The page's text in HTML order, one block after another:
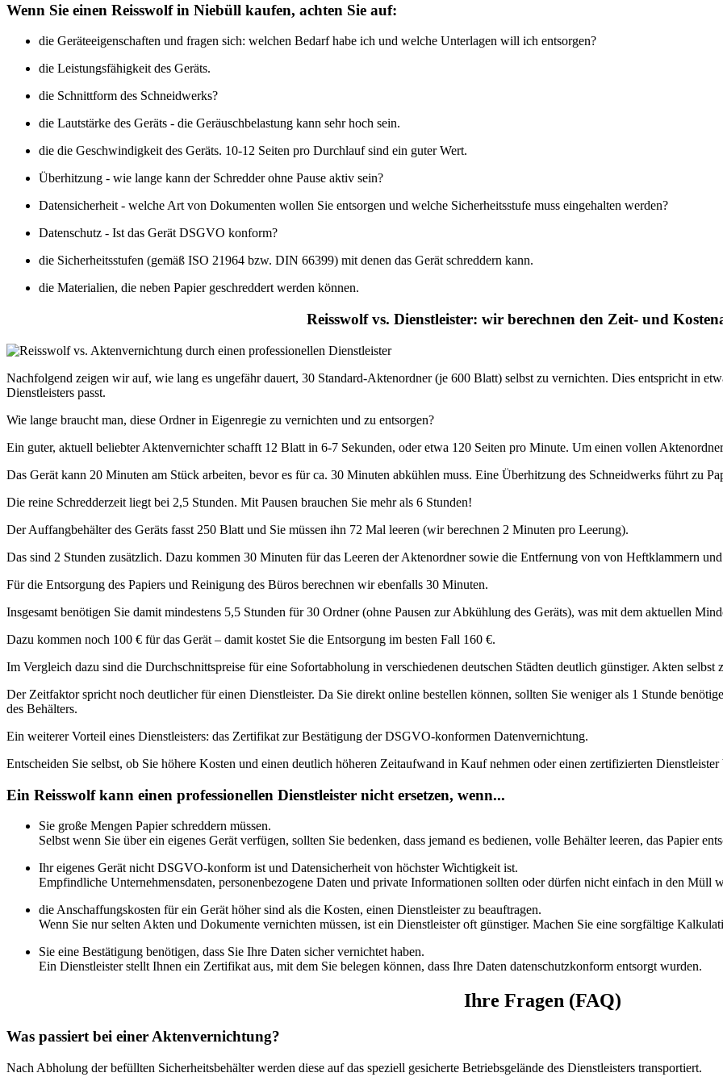
Wenn Sie einen Reisswolf in Niebüll kaufen, achten Sie auf:
die Geräteeigenschaften und fragen sich: welchen Bedarf habe ich und welche Unterlagen will ich entsorgen?
die Leistungsfähigkeit des Geräts.
die Schnittform des Schneidwerks?
die Lautstärke des Geräts - die Geräuschbelastung kann sehr hoch sein.
die die Geschwindigkeit des Geräts. 10-12 Seiten pro Durchlauf sind ein guter Wert.
Überhitzung - wie lange kann der Schredder ohne Pause aktiv sein?
Datensicherheit - welche Art von Dokumenten wollen Sie entsorgen und welche Sicherheitsstufe muss eingehalten werden?
Datenschutz - Ist das Gerät DSGVO konform?
die Sicherheitsstufen (gemäß ISO 21964 bzw. DIN 66399) mit denen das Gerät schreddern kann.
die Materialien, die neben Papier geschreddert werden können.
Reisswolf vs. Dienstleister: wir berechnen den Zeit- und
Nachfolgend zeigen wir auf, wie lang es ungefähr dauert, 30 Standard-Aktenordner (je 600 Blatt) selbst zu vernichten. Dies entspricht in
Dienstleisters passt.
Wie lange braucht man, diese Ordner in Eigenregie zu vernichten und zu entsorgen?
Ein guter, aktuell beliebter Aktenvernichter schafft 12 Blatt in 6-7 Sekunden, oder etwa 120 Seiten pro Minute. Um einen vollen
Das Gerät kann 20 Minuten am Stück arbeiten, bevor es für ca. 30 Minuten abkühlen muss. Eine Überhitzung des Schneidwerks führt zu
Die reine Schredderzeit liegt bei 2,5 Stunden. Mit Pausen brauchen Sie mehr als 6 Stunden!
Der Auffangbehälter des Geräts fasst 250 Blatt und Sie müssen ihn 72 Mal leeren (wir berechnen 2 Minuten pro Leerung).
Das sind 2 Stunden zusätzlich. Dazu kommen 30 Minuten für das Leeren der Aktenordner sowie die Entfernung von von Heftklammern
Für die Entsorgung des Papiers und Reinigung des Büros berechnen wir ebenfalls 30 Minuten.
Insgesamt benötigen Sie damit mindestens 5,5 Stunden für 30 Ordner (ohne Pausen zur Abkühlung des Geräts), was mit dem aktuellen
Dazu kommen noch 100 € für das Gerät – damit kostet Sie die Entsorgung im besten Fall 160 €.
Im Vergleich dazu sind die Durchschnittspreise für eine Sofortabholung in verschiedenen deutschen Städten deutlich günstiger. Akten
Der Zeitfaktor spricht noch deutlicher für einen Dienstleister. Da Sie direkt online bestellen können, sollten Sie weniger als 1 Stunde
des Behälters.
Ein weiterer Vorteil eines Dienstleisters: das Zertifikat zur Bestätigung der DSGVO-konformen Datenvernichtung.
Entscheiden Sie selbst, ob Sie höhere Kosten und einen deutlich höheren Zeitaufwand in Kauf nehmen oder einen zertifizierten
Ein Reisswolf kann einen professionellen Dienstleister nicht ersetzen, wenn...
Sie große Mengen Papier schreddern müssen.
Selbst wenn Sie über ein eigenes Gerät verfügen, sollten Sie bedenken, dass jemand es bedienen, volle Behälter leeren, das Papier
Ihr eigenes Gerät nicht DSGVO-konform ist und Datensicherheit von höchster Wichtigkeit ist.
Empfindliche Unternehmensdaten, personenbezogene Daten und private Informationen sollten oder dürfen nicht einfach in den Müll
die Anschaffungskosten für ein Gerät höher sind als die Kosten, einen Dienstleister zu beauftragen.
Wenn Sie nur selten Akten und Dokumente vernichten müssen, ist ein Dienstleister oft günstiger. Machen Sie eine sorgfältige
Sie eine Bestätigung benötigen, dass Sie Ihre Daten sicher vernichtet haben.
Ein Dienstleister stellt Ihnen ein Zertifikat aus, mit dem Sie belegen können, dass Ihre Daten datenschutzkonform entsorgt wurden.
Ihre Fragen (FAQ)
Was passiert bei einer Aktenvernichtung?
Nach Abholung der befüllten Sicherheitsbehälter werden diese auf das speziell gesicherte Betriebsgelände des Dienstleisters transportiert.